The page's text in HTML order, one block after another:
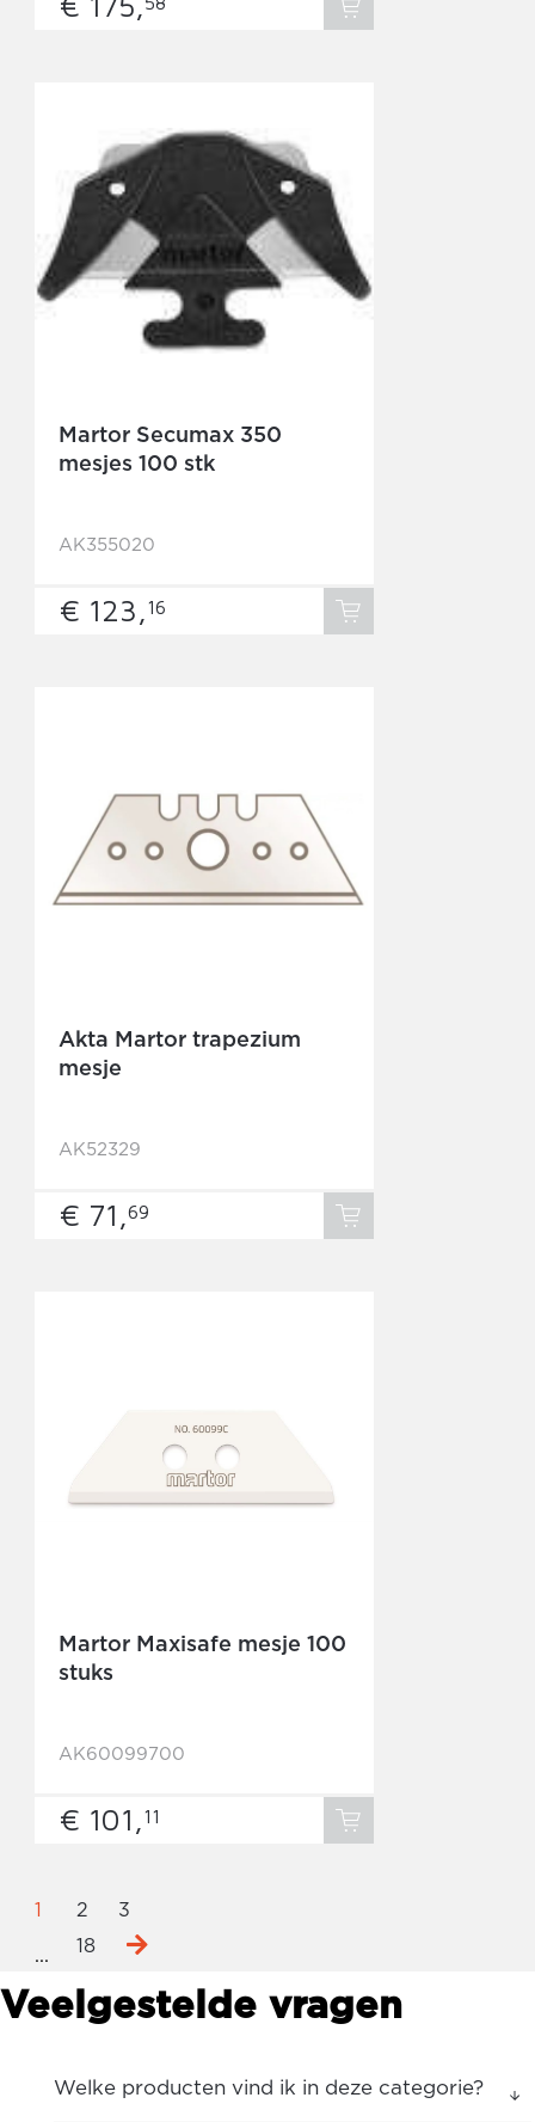
Martor Secumax 350
mesjes 100 stk
AK355020
€ 123,16
Akta Martor trapezium
mesje
AK52329
€ 71,69
Martor Maxisafe mesje 100
stuks
AK60099700
€ 101,11
1 2 3
... 18
Veelgestelde vragen
Welke producten vind ik in deze categorie?